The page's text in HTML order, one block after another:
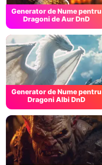
Generator de Nume pentru
Dragoni de Aur DnD
Generator de Nume pentru
Dragoni Albi DnD